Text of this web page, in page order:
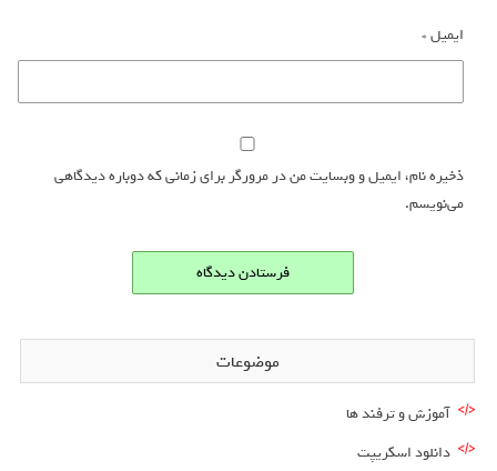
ایمیل*
ذخیره نام، ایمیل و وبسایت من در مرورگر برای زمانی که دوباره دیدگاهی
می‌نویسم.
موضوعات
آموزش و ترفند ها
دانلود اسکریپت